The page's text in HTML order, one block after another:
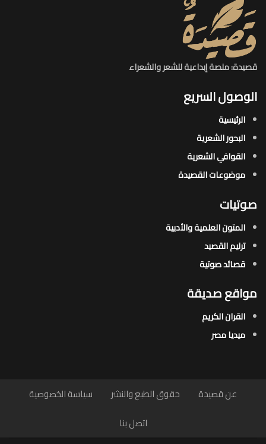
قصيدة: منصة إبداعية للشعر والشعراء
الوصول السريع
الرئيسية
البحور الشعرية​
القوافي الشعرية​
موضوعات القصيدة​
صوتيات
المتون العلمية والأدبية
ترنيم القصيد
قصائد صوتية
مواقع صديقة
القران الكريم
ميديا مصر
عن قصيدة حقوق الطبع والنشر
سياسة الخصوصية
اتصل بنا